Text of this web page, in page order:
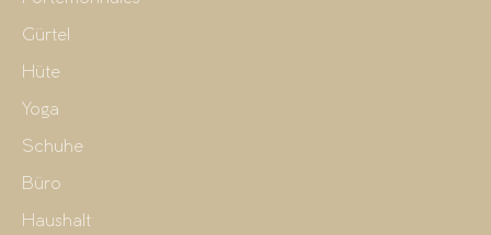
Gürtel
Hüte
Yoga
Schuhe
Büro
Haushalt